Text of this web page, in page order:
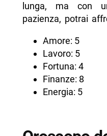
lunga, ma con
pazienza, potrai
Amore: 5
Lavoro: 5
Fortuna: 4
Finanze: 8
Energia: 5